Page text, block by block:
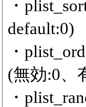
・
default:0)
・
(無効:0、
・